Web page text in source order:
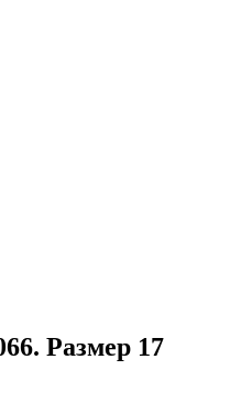
Размер 17